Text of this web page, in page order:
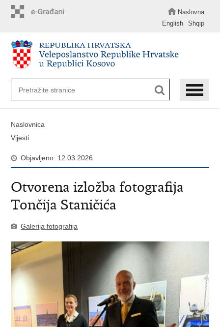
Naslovna
English
Shqip
Naslovnica
Vijesti
Objavljeno: 12.03.2026.
Otvorena izložba fotografija
Tončija Staničića
Galerija fotografija